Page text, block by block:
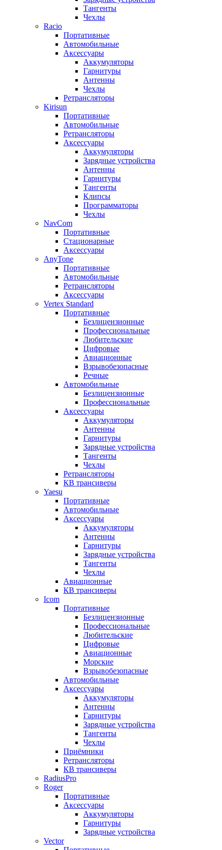
Тангенты
Чехлы
Racio
Портативные
Автомобильные
Аксессуары
Аккумуляторы
Гарнитуры
Антенны
Чехлы
Ретрансляторы
Kirisun
Портативные
Автомобильные
Ретрансляторы
Аксессуары
Аккумуляторы
Зарядные устройства
Антенны
Гарнитуры
Тангенты
Клипсы
Программаторы
Чехлы
NavCom
Портативные
Стационарные
Аксессуары
AnyTone
Портативные
Автомобильные
Ретрансляторы
Аксессуары
Vertex Standard
Портативные
Безлицензионные
Профессиональные
Любительские
Цифровые
Авиационные
Взрывобезопасные
Речные
Автомобильные
Безлицензионные
Профессиональные
Аксессуары
Аккумуляторы
Антенны
Гарнитуры
Зарядные устройства
Тангенты
Чехлы
Ретрансляторы
КВ трансиверы
Yaesu
Портативные
Автомобильные
Аксессуары
Аккумуляторы
Антенны
Гарнитуры
Зарядные устройства
Тангенты
Чехлы
Авиационные
КВ трансиверы
Icom
Портативные
Безлицензионные
Профессиональные
Любительские
Цифровые
Авиационные
Морские
Взрывобезопасные
Автомобильные
Аксессуары
Аккумуляторы
Антенны
Гарнитуры
Зарядные устройства
Тангенты
Чехлы
Приёмники
Ретрансляторы
КВ трансиверы
RadiusPro
Roger
Портативные
Аксессуары
Аккумуляторы
Гарнитуры
Зарядные устройства
Vector